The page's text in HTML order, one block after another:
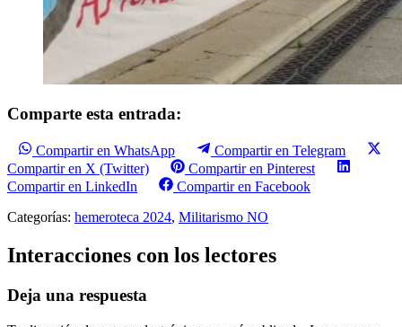
Comparte esta entrada:
Compartir en WhatsApp
Compartir en Telegram
Compartir en X (Twitter)
Compartir en Pinterest
Compartir en LinkedIn
Compartir en Facebook
Categorías: hemeroteca 2024, Militarismo NO
Interacciones con los lectores
Deja una respuesta